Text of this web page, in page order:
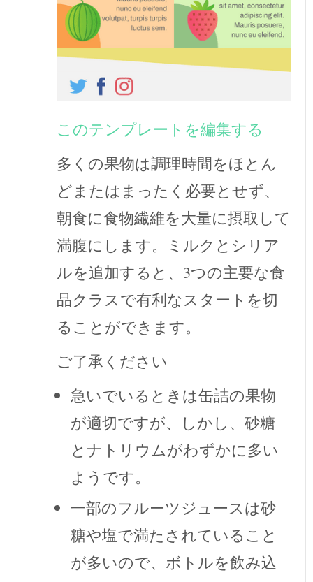
このテンプレートを編集する
多くの果物は調理時間をほとん
どまたはまったく必要とせず、
朝食に食物繊維を大量に摂取して
満腹にします。ミルクとシリア
ルを追加すると、3つの主要な食
品クラスで有利なスタートを切
ることができます。
ご了承ください
急いでいるときは缶詰の果物
が適切ですが、しかし、砂糖
とナトリウムがわずかに多い
ようです。
一部のフルーツジュースは砂
糖や塩で満たされていること
が多いので、ボトルを飲み込